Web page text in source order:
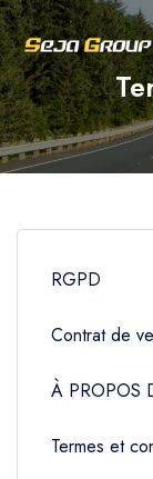
À propos
Transfert
Visites
Location de
Blog
FAQ
Contact
RGPD
Contrat de
À PROPOS
Termes et
Deutsch